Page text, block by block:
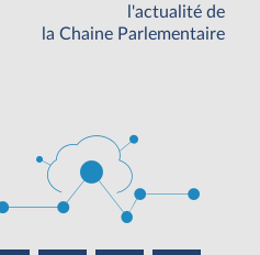
l'actualité de
la Chaine Parlementaire